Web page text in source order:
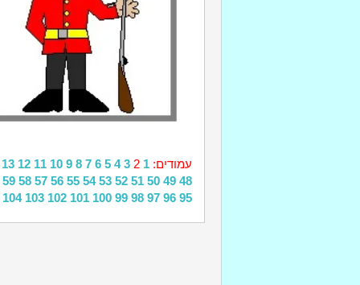
עמודים: 1
2
3
4
5
6
7
8
9
10
11
12
13
48
49
50
51
52
53
54
55
56
57
58
59
95
96
97
98
99
100
101
102
103
104